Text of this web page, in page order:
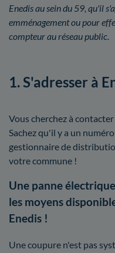
Enedis au sein du 59, qu'il
emménagement ou pour
compteur au réseau public.
1. S'adresser à
Vous cherchez à
Sachez qu'il y a un
gestionnaire de
votre commune !
Une panne
les moyens
Enedis !
Une coupure n'est pas